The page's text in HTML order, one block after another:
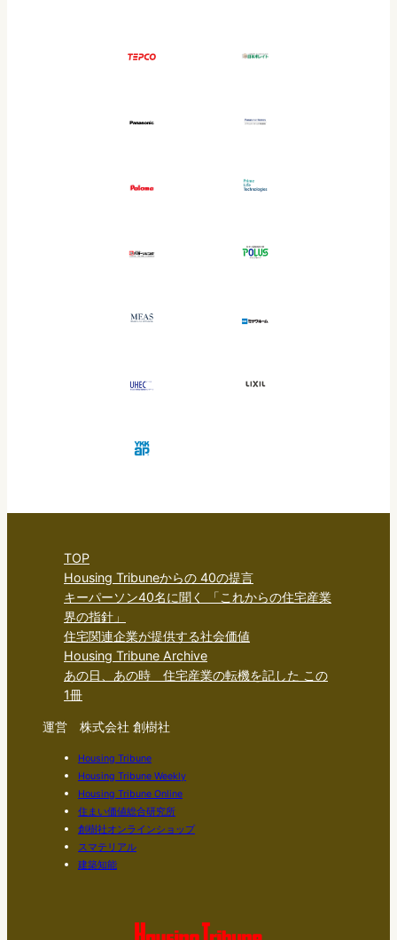
TOP
Housing Tribuneからの 40の提言
キーパーソン40名に聞く 「これからの住宅産業
界の指針」
住宅関連企業が提供する社会価値
Housing Tribune Archive
あの日、あの時 住宅産業の転機を記した この
1冊
運営 株式会社 創樹社
Housing Tribune
Housing Tribune Weekly
Housing Tribune Online
住まい価値総合研究所
創樹社オンラインショップ
スマテリアル
建築知能